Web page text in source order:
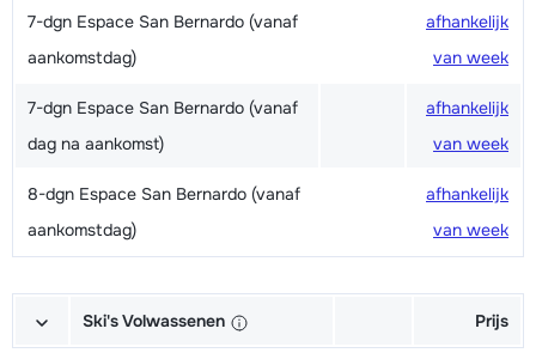
7-dgn Espace San Bernardo (vanaf
aankomstdag)
afhankelijk
van week
7-dgn Espace San Bernardo (vanaf
dag na aankomst)
afhankelijk
van week
8-dgn Espace San Bernardo (vanaf
aankomstdag)
afhankelijk
van week
Ski's Volwassenen Prijs